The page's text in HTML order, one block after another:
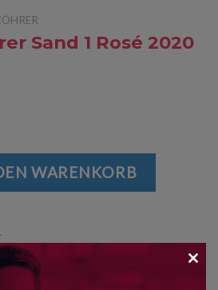
Sand 1 Rosé 2020
2020 Menge
WARENKORB